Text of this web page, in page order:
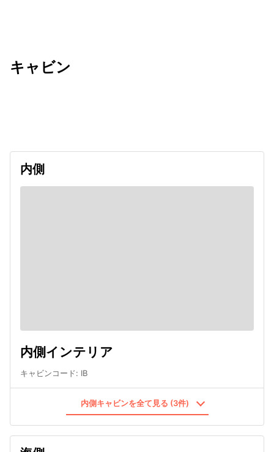
キャビン
内側
内側インテリア
キャビンコード: IB
内側キャビンを全て見る (3件)